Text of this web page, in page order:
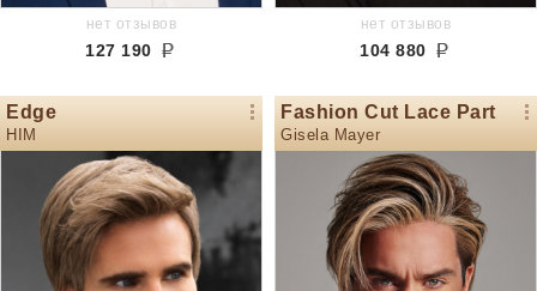
нет отзывов
127 190
нет отзывов
104 880
Edge
HIM
Fashion Cut Lace Part
Gisela Mayer